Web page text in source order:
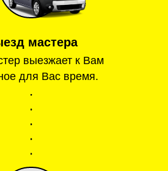
мастера
выезжает к Вам
для Вас время.